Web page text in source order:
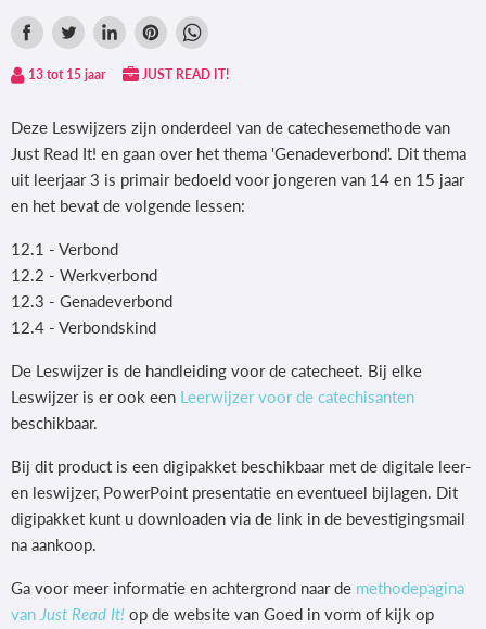
Delen
via
Tweet
op
Deel
op
Pin
op
Deel
via
13 tot 15 jaar JUST READ IT!
Deze Leswijzers zijn onderdeel van de catechesemethode van
Just Read It! en gaan over het thema 'Genadeverbond'. Dit thema
uit leerjaar 3 is primair bedoeld voor jongeren van 14 en 15 jaar
en het bevat de volgende lessen:
12.1 - Verbond
12.2 - Werkverbond
12.3 - Genadeverbond
12.4 - Verbondskind
De Leswijzer is de handleiding voor de catecheet. Bij elke
Leswijzer is er ook een Leerwijzer voor de catechisanten
beschikbaar.
Bij dit product is een digipakket beschikbaar met de digitale leer-
en leswijzer, PowerPoint presentatie en eventueel bijlagen. Dit
digipakket kunt u downloaden via de link in de bevestigingsmail
na aankoop.
Ga voor meer informatie en achtergrond naar de methodepagina
van Just Read It! op de website van Goed in vorm of kijk op